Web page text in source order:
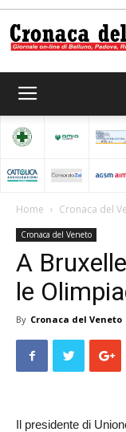
Home Cronaca del
Cronaca del Veneto
A
le
By Cronaca del Veneto
Il presidente di